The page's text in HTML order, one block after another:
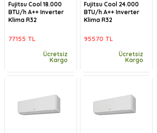
Fujitsu Cool 18.000
BTU/h A++ Inverter
Klima R32
77155 TL
Ücretsiz
Kargo
Fujitsu Cool 24.000
BTU/h A++ Inverter
Klima R32
95570 TL
Ücretsiz
Kargo